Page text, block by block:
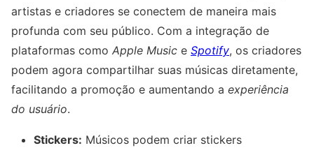
artistas e criadores se conectem de maneira mais
profunda com seu público. Com a integração de
plataformas como Apple Music e Spotify, os criadores
podem agora compartilhar suas músicas diretamente,
facilitando a promoção e aumentando a experiência
do usuário.
Stickers: Músicos podem criar stickers